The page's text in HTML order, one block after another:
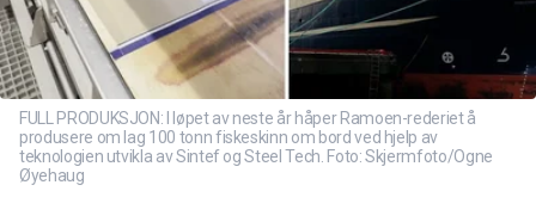
FULL PRODUKSJON: I løpet av neste år håper Ramoen-rederiet å
produsere om lag 100 tonn fiskeskinn om bord ved hjelp av
teknologien utvikla av Sintef og Steel Tech. Foto: Skjermfoto/Ogne
Øyehaug